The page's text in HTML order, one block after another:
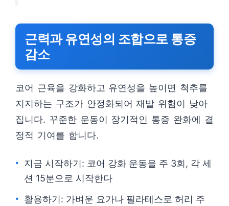
근력과 유연성의 조합으로 통증
감소
코어 근육을 강화하고 유연성을 높이면 척추를
지지하는 구조가 안정화되어 재발 위험이 낮아
집니다. 꾸준한 운동이 장기적인 통증 완화에 결
정적 기여를 합니다.
지금 시작하기: 코어 강화 운동을 주 3회, 각 세
션 15분으로 시작한다
활용하기: 가벼운 요가나 필라테스로 허리 주